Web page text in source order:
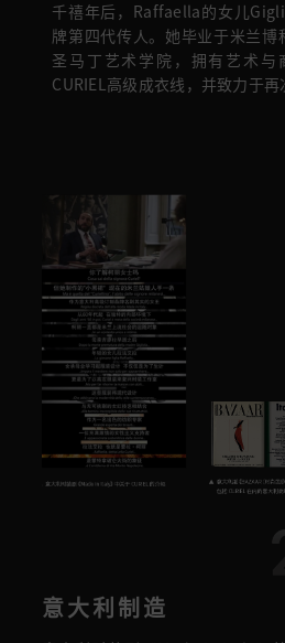
千禧年后，Raffaella的女儿
牌第四代传人。她毕业于米兰
圣马丁艺术学院，拥有艺术
CURIEL高级成衣线，并致力于
意大利制造